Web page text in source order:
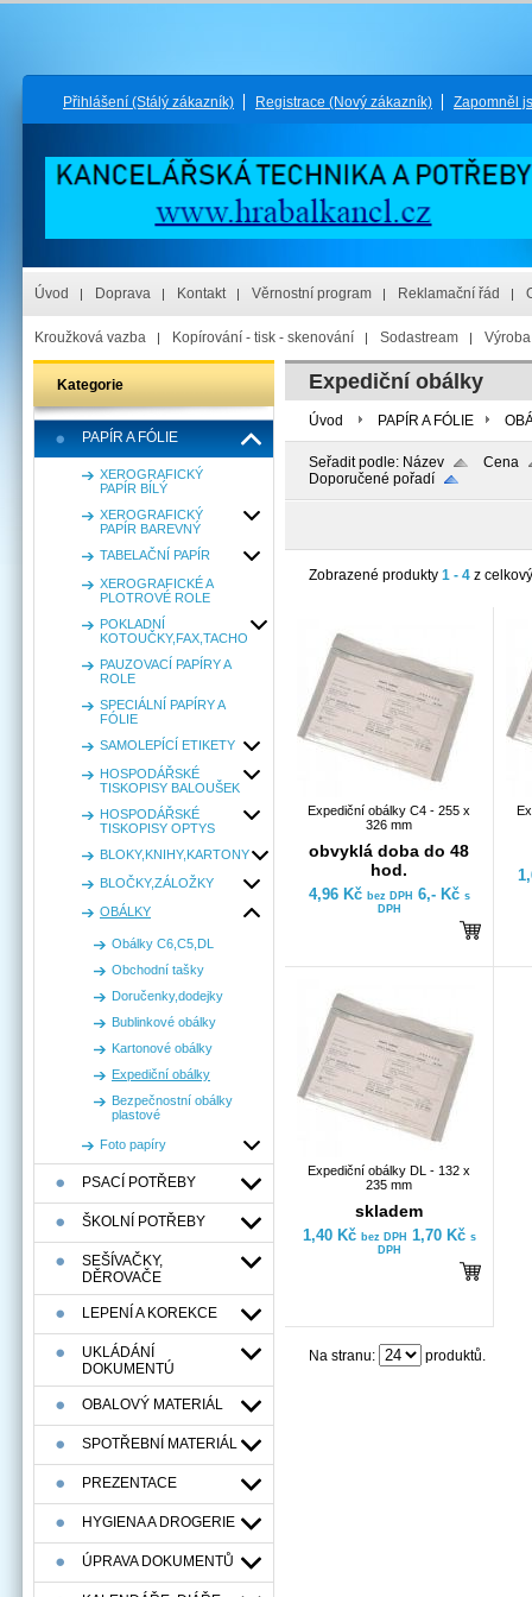
Přihlášení (Stálý zákazník) Registrace (Nový zákazník) Zapomněl
Úvod Doprava Kontakt Věrnostní program Reklamační řád
Kroužková vazba Kopírování - tisk - skenování Sodastream
Kategorie
PAPÍR A FÓLIE
XEROGRAFICKÝ
PAPÍR BÍLÝ
XEROGRAFICKÝ
PAPÍR BAREVNÝ
TABELAČNÍ PAPÍR
XEROGRAFICKÉ A
PLOTROVÉ ROLE
POKLADNÍ
KOTOUČKY,FAX,TACHO
PAUZOVACÍ PAPÍRY A
ROLE
SPECIÁLNÍ PAPÍRY A
FÓLIE
SAMOLEPÍCÍ ETIKETY
HOSPODÁŘSKÉ
TISKOPISY BALOUŠEK
HOSPODÁŘSKÉ
TISKOPISY OPTYS
BLOKY,KNIHY,KARTONY
BLOČKY,ZÁLOŽKY
OBÁLKY
Obálky C6,C5,DL
Obchodní tašky
Doručenky,dodejky
Bublinkové obálky
Kartonové obálky
Expediční obálky
Bezpečnostní obálky
plastové
Foto papíry
PSACÍ POTŘEBY
ŠKOLNÍ POTŘEBY
SEŠÍVAČKY,
DĚROVAČE
LEPENÍ A KOREKCE
UKLÁDÁNÍ
DOKUMENTÚ
OBALOVÝ MATERIÁL
SPOTŘEBNÍ MATERIÁL
PREZENTACE
HYGIENA A DROGERIE
ÚPRAVA DOKUMENTŮ
Expediční obálky
Úvod PAPÍR A FÓLIE
Seřadit podle: Název
Cena
Doporučené pořadí
Zobrazené produkty 1 - 4 z
Expediční obálky C4 - 255 x
326 mm
obvyklá doba do 48
hod.
4,96 Kč bez DPH 6,- Kč s
DPH
Expediční obálky DL - 132 x
235 mm
skladem
1,40 Kč bez DPH 1,70 Kč s
DPH
Na stranu: produktů.